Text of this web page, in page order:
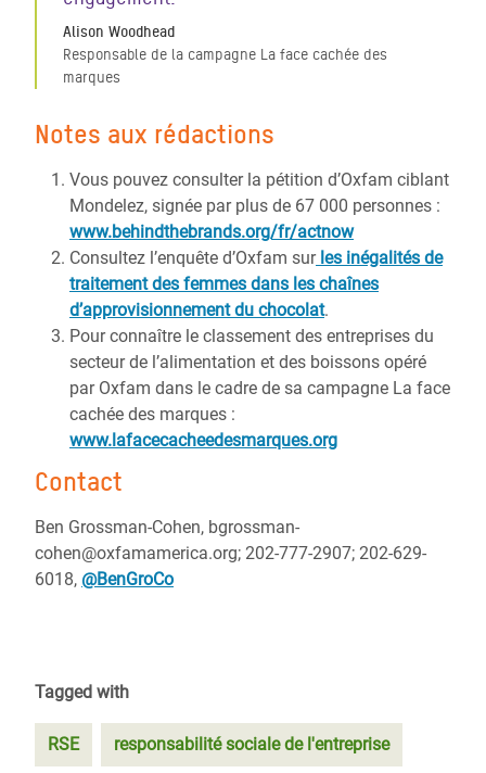
Alison Woodhead
Responsable de la campagne La face cachée des
marques
Notes aux rédactions
Vous pouvez consulter la pétition d’Oxfam ciblant
Mondelez, signée par plus de 67 000 personnes :
www.behindthebrands.org/fr/actnow
Consultez l’enquête d’Oxfam surles inégalités de
traitement des femmes dans les chaînes
d’approvisionnement du chocolat.
Pour connaître le classement des entreprises du
secteur de l’alimentation et des boissons opéré
par Oxfam dans le cadre de sa campagne La face
cachée des marques :
www.lafacecacheedesmarques.org
Contact
Ben Grossman-Cohen, bgrossman-
cohen@oxfamamerica.org; 202-777-2907; 202-629-
6018, @BenGroCo
Tagged with
RSE responsabilité sociale de l'entreprise